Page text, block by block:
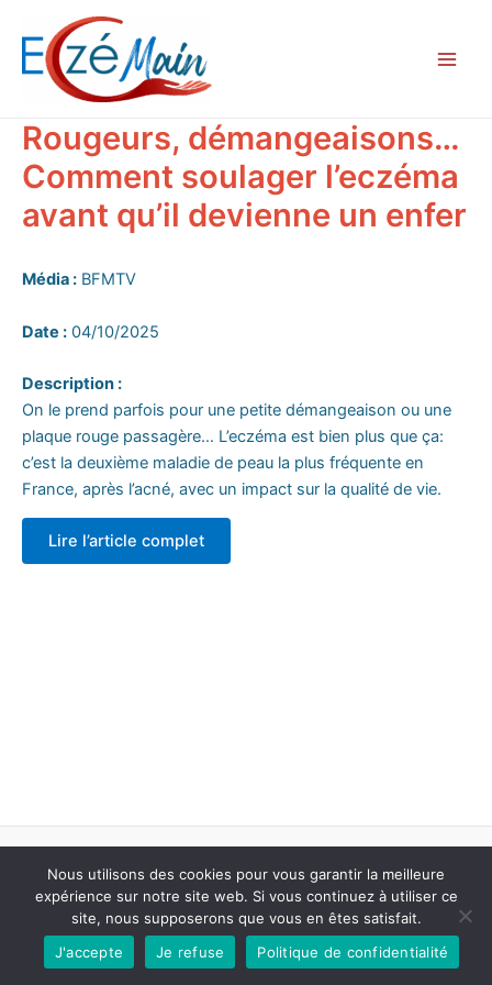
contenu
Rougeurs, démangeaisons…
Comment soulager l’eczéma
avant qu’il devienne un enfer
Média : BFMTV
Date : 04/10/2025
Description :
On le prend parfois pour une petite démangeaison ou une
plaque rouge passagère… L’eczéma est bien plus que ça:
c’est la deuxième maladie de peau la plus fréquente en
France, après l’acné, avec un impact sur la qualité de vie.
Lire l’article complet
Informations légales
Nous utilisons des cookies pour vous garantir la meilleure
expérience sur notre site web. Si vous continuez à utiliser ce
site, nous supposerons que vous en êtes satisfait.
J'accepte
Je refuse Politique de confidentialité